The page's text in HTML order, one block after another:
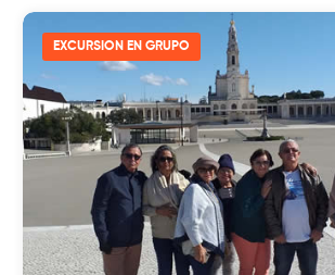
EXCURSION EN GRUPO